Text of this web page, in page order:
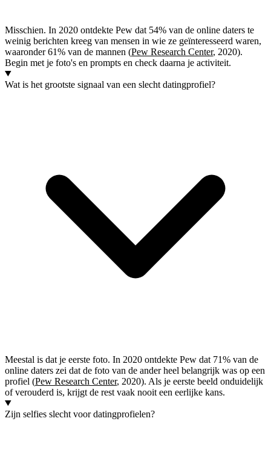
Misschien. In 2020 ontdekte Pew dat 54% van de online daters te
weinig berichten kreeg van mensen in wie ze geïnteresseerd waren,
waaronder 61% van de mannen (Pew Research Center, 2020).
Begin met je foto's en prompts en check daarna je activiteit.
Wat is het grootste signaal van een slecht datingprofiel?
Meestal is dat je eerste foto. In 2020 ontdekte Pew dat 71% van de
online daters zei dat de foto van de ander heel belangrijk was op een
profiel (Pew Research Center, 2020). Als je eerste beeld onduidelijk
of verouderd is, krijgt de rest vaak nooit een eerlijke kans.
Zijn selfies slecht voor datingprofielen?